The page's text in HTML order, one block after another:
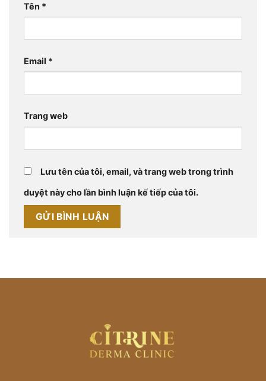
Tên *
Email *
Trang web
Lưu tên của tôi, email, và trang web trong trình
duyệt này cho lần bình luận kế tiếp của tôi.